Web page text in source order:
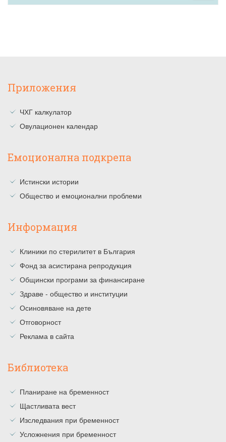
Приложения
ЧХГ калкулатор
Овулационен календар
Емоционална подкрепа
Истински истории
Общество и емоционални проблеми
Информация
Клиники по стерилитет в България
Фонд за асистирана репродукция
Общински програми за финансиране
Здраве - общество и институции
Осиновяване на дете
Отговорност
Реклама в сайта
Библиотека
Планиране на бременност
Щастливата вест
Изследвания при бременност
Усложнения при бременност